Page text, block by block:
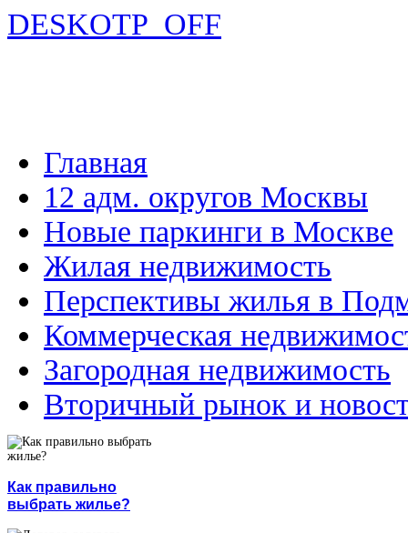
DESKOTP_OFF
Главная
12 адм. округов Москвы
Новые паркинги в Москве
Жилая недвижимость
Перспективы жилья в
Коммерческая
Загородная недвижимость
Вторичный рынок и
Как правильно
выбрать жилье?